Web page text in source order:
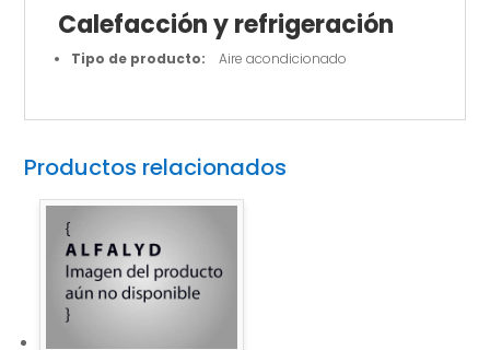
Calefacción y refrigeración
Tipo de producto: Aire acondicionado
Productos relacionados